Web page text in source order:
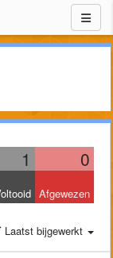
1 0
Afgewezen
Laatst bijgewerkt